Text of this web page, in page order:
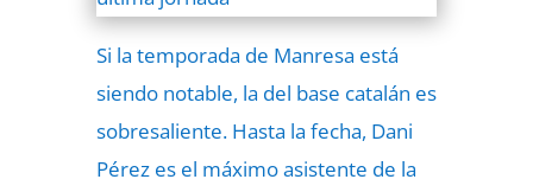
Si la temporada de Manresa está
siendo notable, la del base catalán es
sobresaliente. Hasta la fecha, Dani
Pérez es el máximo asistente de la